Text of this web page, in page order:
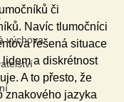
výchova
či
Navíc tlumočníci
řešená situace
a diskrétnost
A to přesto, že
znakového jazyka